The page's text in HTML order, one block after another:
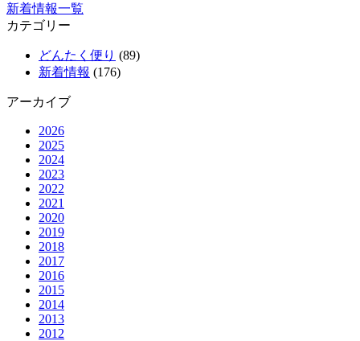
新着情報一覧
カテゴリー
どんたく便り (89)
新着情報 (176)
アーカイブ
2026
2025
2024
2023
2022
2021
2020
2019
2018
2017
2016
2015
2014
2013
2012